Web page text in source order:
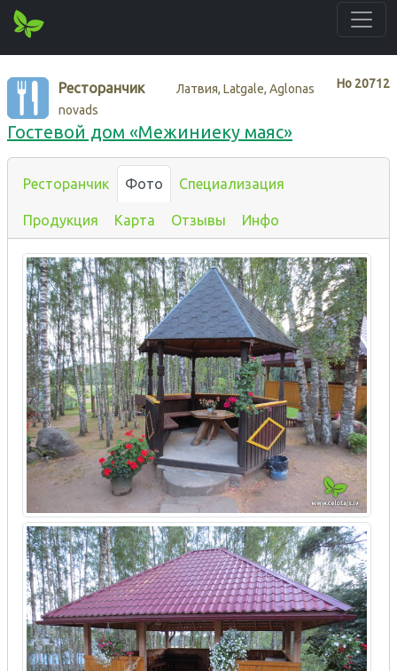
Нo 20712
Ресторанчик
Латвия, Latgale, Aglonas
novads
Гостевой дом «Межиниеку маяс»
Ресторанчик Фото Специализация
Продукция Карта Отзывы Инфо